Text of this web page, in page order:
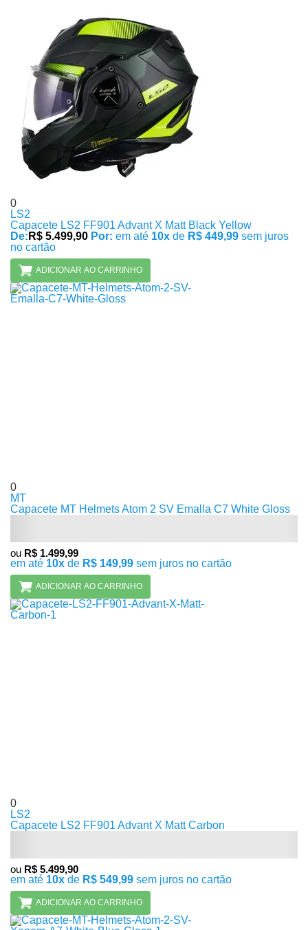
0
LS2
Capacete LS2 FF901 Advant X Matt Black Yellow
De: R$ 5.499,90 Por: em até 10x de R$ 449,99 sem juros
no cartão
ADICIONAR AO CARRINHO
0
MT
Capacete MT Helmets Atom 2 SV Emalla C7 White Gloss
ou R$ 1.499,99
em até 10x de R$ 149,99 sem juros no cartão
ADICIONAR AO CARRINHO
0
LS2
Capacete LS2 FF901 Advant X Matt Carbon
ou R$ 5.499,90
em até 10x de R$ 549,99 sem juros no cartão
ADICIONAR AO CARRINHO